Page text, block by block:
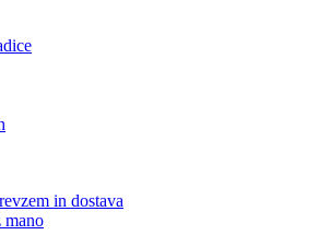
in dostava
mano